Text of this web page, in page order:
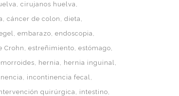
cirujanos huelva
cáncer de colon
dieta
embarazo
endoscopia
Crohn
estreñimiento
estómago
hernia
hernia inguinal
incontinencia fecal
quirúrgica
intestino